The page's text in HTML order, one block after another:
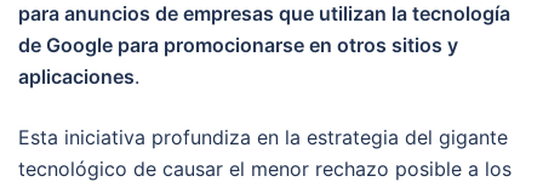
para anuncios de empresas que utilizan la tecnología
de Google para promocionarse en otros sitios y
aplicaciones.
Esta iniciativa profundiza en la estrategia del gigante
tecnológico de causar el menor rechazo posible a los